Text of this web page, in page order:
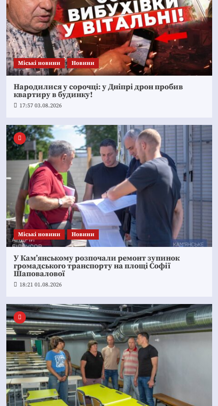
Mіські новини Новини
Народилися у сорочці: у Дніпрі дрон пробив
квартиру в будинку!
17:57 03.08.2026
Mіські новини Новини
У Кам’янському розпочали ремонт зупинок
громадського транспорту на площі Софії
Шаповалової
18:21 01.08.2026